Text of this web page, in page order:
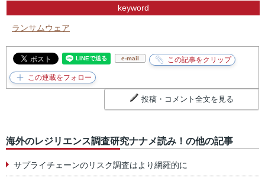
keyword
ランサムウェア
e-mail
投稿・コメント全文を見る
海外のレジリエンス調査研究ナナメ読み！の他の記事
サプライチェーンのリスク調査はより網羅的に